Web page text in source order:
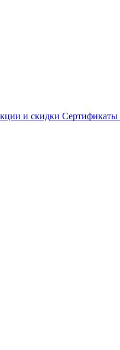
и скидки Сертификаты